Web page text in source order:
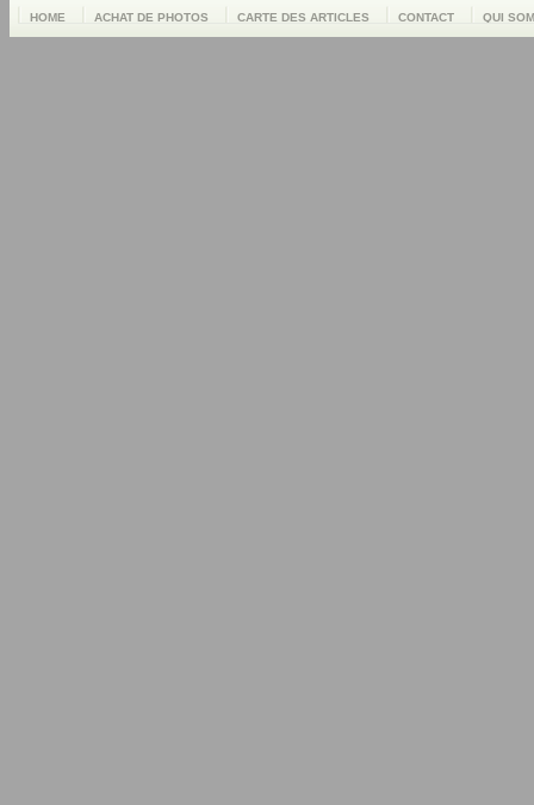
HOME ACHAT DE PHOTOS CARTE DES ARTICLES CONTACT QUI